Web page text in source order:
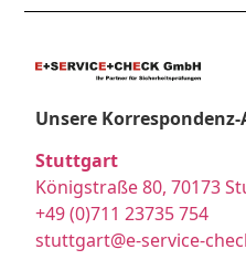
Unsere
Stuttgart
Königstraße 80, 70173
+49 (0)711 23735 754
stuttgart@e-service-